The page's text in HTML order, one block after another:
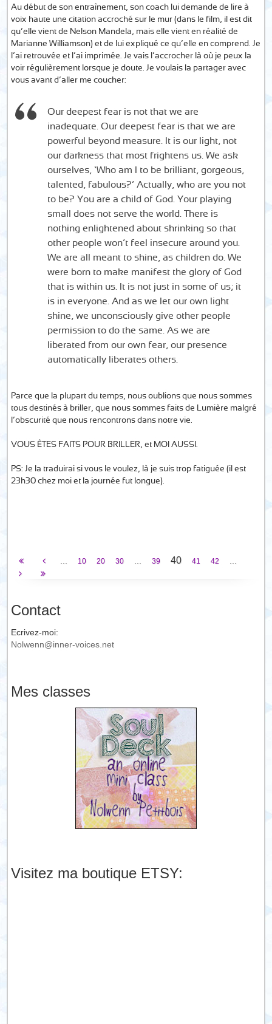
Au début de son entraînement, son coach lui demande de lire à
voix haute une citation accroché sur le mur (dans le film, il est dit
qu’elle vient de Nelson Mandela, mais elle vient en réalité de
Marianne Williamson) et de lui expliqué ce qu’elle en comprend. Je
l’ai retrouvée et l’ai imprimée. Je vais l’accrocher là où je peux la
voir régulièrement lorsque je doute. Je voulais la partager avec
vous avant d’aller me coucher:
Our deepest fear is not that we are
inadequate. Our deepest fear is that we are
powerful beyond measure. It is our light, not
our darkness that most frightens us. We ask
ourselves, ‘Who am I to be brilliant, gorgeous,
talented, fabulous?’ Actually, who are you not
to be? You are a child of God. Your playing
small does not serve the world. There is
nothing enlightened about shrinking so that
other people won’t feel insecure around you.
We are all meant to shine, as children do. We
were born to make manifest the glory of God
that is within us. It is not just in some of us; it
is in everyone. And as we let our own light
shine, we unconsciously give other people
permission to do the same. As we are
liberated from our own fear, our presence
automatically liberates others.
Parce que la plupart du temps, nous oublions que nous sommes
tous destinés à briller, que nous sommes faits de Lumière malgré
l’obscurité que nous rencontrons dans notre vie.
VOUS ÊTES FAITS POUR BRILLER, et MOI AUSSI.
PS: Je la traduirai si vous le voulez, là je suis trop fatiguée (il est
23h30 chez moi et la journée fut longue).
10 20 30 39 40 41 42
Contact
Ecrivez-moi:
Nolwenn@inner-voices.net
Mes classes
Visitez ma boutique ETSY: